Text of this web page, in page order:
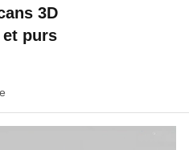
3D
purs